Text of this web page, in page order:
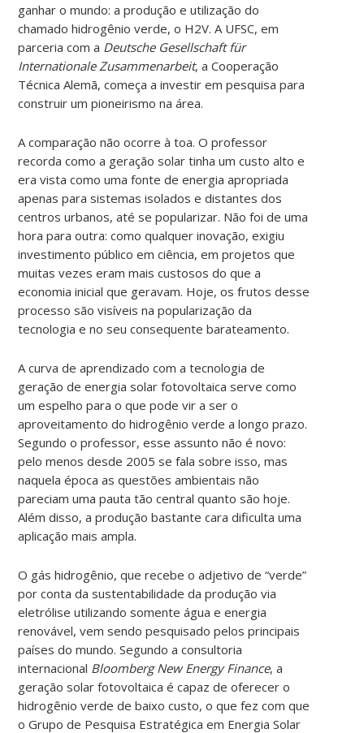
ganhar o mundo: a produção e utilização do
chamado hidrogênio verde, o H2V. A UFSC, em
parceria com a Deutsche Gesellschaft für
Internationale Zusammenarbeit, a Cooperação
Técnica Alemã, começa a investir em pesquisa para
construir um pioneirismo na área.
A comparação não ocorre à toa. O professor
recorda como a geração solar tinha um custo alto e
era vista como uma fonte de energia apropriada
apenas para sistemas isolados e distantes dos
centros urbanos, até se popularizar. Não foi de uma
hora para outra: como qualquer inovação, exigiu
investimento público em ciência, em projetos que
muitas vezes eram mais custosos do que a
economia inicial que geravam. Hoje, os frutos desse
processo são visíveis na popularização da
tecnologia e no seu consequente barateamento.
A curva de aprendizado com a tecnologia de
geração de energia solar fotovoltaica serve como
um espelho para o que pode vir a ser o
aproveitamento do hidrogênio verde a longo prazo.
Segundo o professor, esse assunto não é novo:
pelo menos desde 2005 se fala sobre isso, mas
naquela época as questões ambientais não
pareciam uma pauta tão central quanto são hoje.
Além disso, a produção bastante cara dificulta uma
aplicação mais ampla.
O gás hidrogênio, que recebe o adjetivo de “verde”
por conta da sustentabilidade da produção via
eletrólise utilizando somente água e energia
renovável, vem sendo pesquisado pelos principais
países do mundo. Segundo a consultoria
internacional Bloomberg New Energy Finance, a
geração solar fotovoltaica é capaz de oferecer o
hidrogênio verde de baixo custo, o que fez com que
o Grupo de Pesquisa Estratégica em Energia Solar